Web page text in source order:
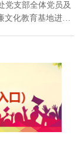
党支部全体党员及
化教育基地进行